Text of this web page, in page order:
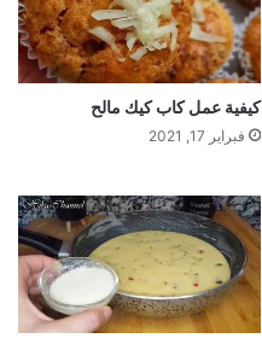
كيفية عمل كاب كيك مالح
فبراير 17, 2021